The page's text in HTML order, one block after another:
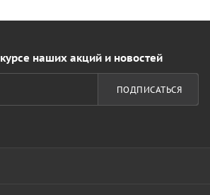
наших акций и новостей
ПОДПИСАТЬСЯ